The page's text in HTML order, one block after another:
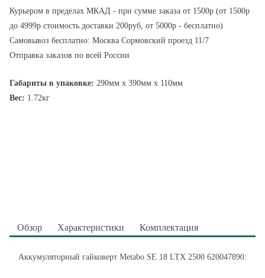
Курьером в пределах МКАД - при сумме заказа от 1500р (от 1500р
до 4999р стоимость доставки 200руб, от 5000р - бесплатно)
Самовывоз бесплатно: Москва Сормовский проезд 11/7
Отправка заказов по всей России
Габариты в упаковке: 290мм x 390мм x 110мм
Вес: 1.72кг
Обзор Характеристики Комплектация
Аккумуляторный гайковерт Metabo SE 18 LTX 2500 620047890: